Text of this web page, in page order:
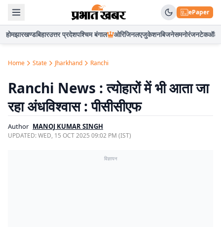
ePaper
होमझारखण्डबिहारउत्तर प्रदेशपश्चिम बंगाल ओरिजिनलएजुकेशनबिजनेसमनोरंजनटेकऑटो
Home State Jharkhand Ranchi
Ranchi News : त्योहारों में भी आता जा
रहा अंधविश्वास : पीसीसीएफ
Author MANOJ KUMAR SINGH
UPDATED:WED, 15 OCT 2025 09:02 PM (IST)
विज्ञापन